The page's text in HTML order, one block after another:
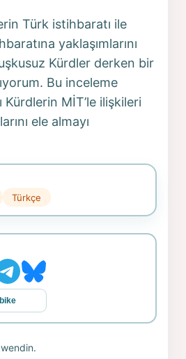
Türk istihbaratı ile
yaklaşımlarını
Kürdler derken bir
Bu inceleme
Kürdlerin MİT’le ilişkileri
ele almayı
Türkçe